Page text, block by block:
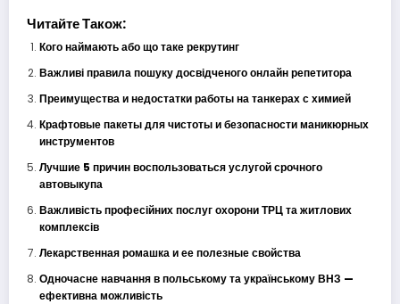
Читайте Також:
Кого наймають або що таке рекрутинг
Важливі правила пошуку досвідченого онлайн репетитора
Преимущества и недостатки работы на танкерах с химией
Крафтовые пакеты для чистоты и безопасности маникюрных
инструментов
Лучшие 5 причин воспользоваться услугой срочного
автовыкупа
Важливість професійних послуг охорони ТРЦ та житлових
комплексів
Лекарственная ромашка и ее полезные свойства
Одночасне навчання в польському та українському ВНЗ —
ефективна можливість